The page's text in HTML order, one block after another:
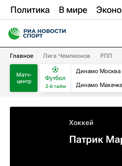
Политика В мире
Главное Лига Чемпионов РПЛ
Матч-
центр
Футбол
2-й тайм
Динамо Москва
Динамо
Хоккей
Патрик